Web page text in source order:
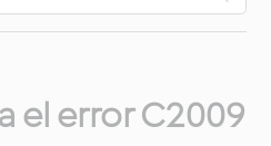
el error C2009